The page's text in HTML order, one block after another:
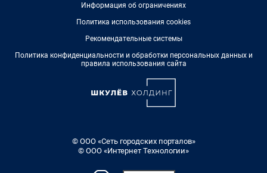
Информация об ограничениях
Политика использования cookies
Рекомендательные системы
Политика конфиденциальности и обработки персональных данных и
правила использования сайта
© ООО «Сеть городских порталов»
© ООО «Интернет Технологии»